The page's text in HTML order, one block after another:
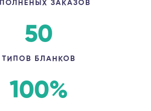
ЗАКАЗОВ
50
ТИПОВ БЛАНКОВ
100%